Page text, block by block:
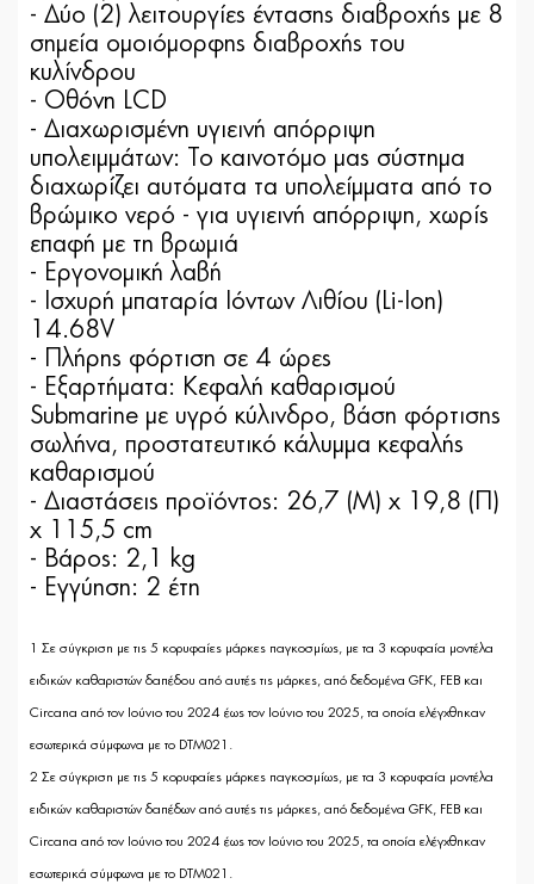
- Δύο (2) λειτουργίες έντασης διαβροχής με 8
σημεία ομοιόμορφης διαβροχής του
κυλίνδρου
- Οθόνη LCD
- Διαχωρισμένη υγιεινή απόρριψη
υπολειμμάτων: Το καινοτόμο μας σύστημα
διαχωρίζει αυτόματα τα υπολείμματα από το
βρώμικο νερό - για υγιεινή απόρριψη, χωρίς
επαφή με τη βρωμιά
- Εργονομική λαβή
- Ισχυρή μπαταρία Ιόντων Λιθίου (Li-Ion)
14.68V
- Πλήρης φόρτιση σε 4 ώρες
- Εξαρτήματα: Κεφαλή καθαρισμού
Submarine με υγρό κύλινδρο, βάση φόρτισης
σωλήνα, προστατευτικό κάλυμμα κεφαλής
καθαρισμού
- Διαστάσεις προϊόντος: 26,7 (Μ) x 19,8 (Π)
x 115,5 cm
- Βάρος: 2,1 kg
- Εγγύηση: 2 έτη
1 Σε σύγκριση με τις 5 κορυφαίες μάρκες παγκοσμίως, με τα 3 κορυφαία μοντέλα
ειδικών καθαριστών δαπέδου από αυτές τις μάρκες, από δεδομένα GFK, FEB και
Circana από τον Ιούνιο του 2024 έως τον Ιούνιο του 2025, τα οποία ελέγχθηκαν
εσωτερικά σύμφωνα με το DTM021.
2 Σε σύγκριση με τις 5 κορυφαίες μάρκες παγκοσμίως, με τα 3 κορυφαία μοντέλα
ειδικών καθαριστών δαπέδων από αυτές τις μάρκες, από δεδομένα GFK, FEB και
Circana από τον Ιούνιο του 2024 έως τον Ιούνιο του 2025, τα οποία ελέγχθηκαν
εσωτερικά σύμφωνα με το DTM021.